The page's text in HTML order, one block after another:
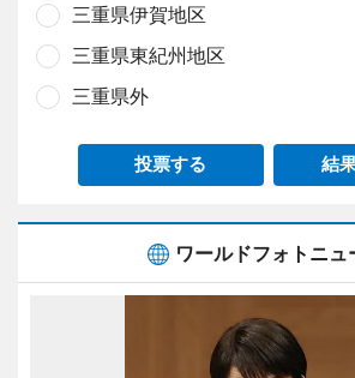
三重県伊賀地区
三重県東紀州地区
三重県外
投票する 結
ワールドフォトニュ